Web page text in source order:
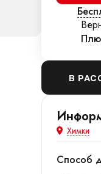
В
Химки
Способ